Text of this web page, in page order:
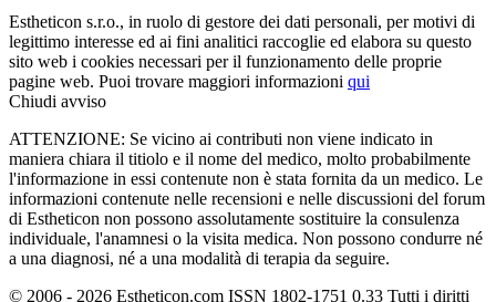
Estheticon s.r.o., in ruolo di gestore dei dati personali, per motivi di
legittimo interesse ed ai fini analitici raccoglie ed elabora su questo
sito web i cookies necessari per il funzionamento delle proprie
pagine web. Puoi trovare maggiori informazioni qui
Chiudi avviso
ATTENZIONE: Se vicino ai contributi non viene indicato in
maniera chiara il titiolo e il nome del medico, molto probabilmente
l'informazione in essi contenute non è stata fornita da un medico. Le
informazioni contenute nelle recensioni e nelle discussioni del forum
di Estheticon non possono assolutamente sostituire la consulenza
individuale, l'anamnesi o la visita medica. Non possono condurre né
a una diagnosi, né a una modalità di terapia da seguire.
© 2006 - 2026 Estheticon.com ISSN 1802-1751 0.33 Tutti i diritti